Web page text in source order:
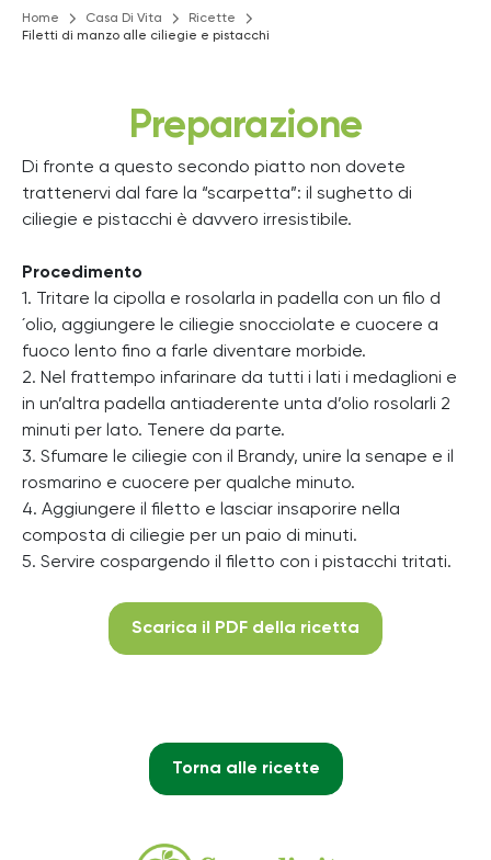
Home Casa Di Vita
Ricette
Filetti di manzo alle ciliegie e pistacchi
Preparazione
Di fronte a questo secondo piatto non dovete
trattenervi dal fare la “scarpetta”: il sughetto di
ciliegie e pistacchi è davvero irresistibile.
Procedimento
1. Tritare la cipolla e rosolarla in padella con un filo d
´olio, aggiungere le ciliegie snocciolate e cuocere a
fuoco lento fino a farle diventare morbide.
2. Nel frattempo infarinare da tutti i lati i medaglioni e
in un’altra padella antiaderente unta d’olio rosolarli 2
minuti per lato. Tenere da parte.
3. Sfumare le ciliegie con il Brandy, unire la senape e il
rosmarino e cuocere per qualche minuto.
4. Aggiungere il filetto e lasciar insaporire nella
composta di ciliegie per un paio di minuti.
5. Servire cospargendo il filetto con i pistacchi tritati.
Scarica il PDF della ricetta
Torna alle ricette